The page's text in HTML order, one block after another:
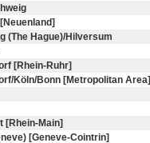
(The Hague)/Hilversum
[Rhein-Ruhr]
Köln/Bonn [Metropolitan Area]
[Rhein-Main]
[Geneve-Cointrin]